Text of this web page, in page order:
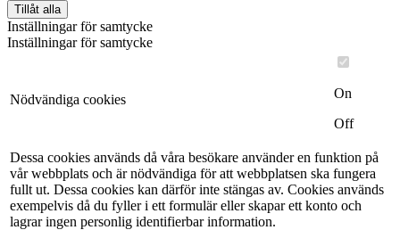
Tillåt alla
Inställningar för samtycke
Inställningar för samtycke
Nödvändiga cookies
On
Off
Dessa cookies används då våra besökare använder en funktion på
vår webbplats och är nödvändiga för att webbplatsen ska fungera
fullt ut. Dessa cookies kan därför inte stängas av. Cookies används
exempelvis då du fyller i ett formulär eller skapar ett konto och
lagrar ingen personlig identifierbar information.